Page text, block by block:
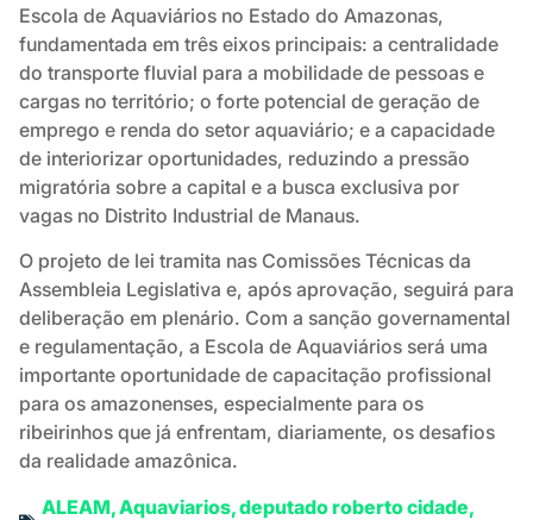
Escola de Aquaviários no Estado do Amazonas,
fundamentada em três eixos principais: a centralidade
do transporte fluvial para a mobilidade de pessoas e
cargas no território; o forte potencial de geração de
emprego e renda do setor aquaviário; e a capacidade
de interiorizar oportunidades, reduzindo a pressão
migratória sobre a capital e a busca exclusiva por
vagas no Distrito Industrial de Manaus.
O projeto de lei tramita nas Comissões Técnicas da
Assembleia Legislativa e, após aprovação, seguirá para
deliberação em plenário. Com a sanção governamental
e regulamentação, a Escola de Aquaviários será uma
importante oportunidade de capacitação profissional
para os amazonenses, especialmente para os
ribeirinhos que já enfrentam, diariamente, os desafios
da realidade amazônica.
ALEAM,Aquaviarios,deputado roberto cidade,